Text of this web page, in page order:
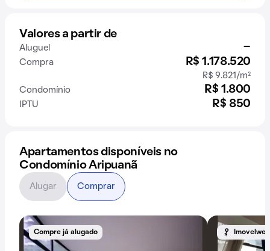
Valores a partir de
Aluguel -
Compra R$ 1.178.520
R$ 9.821/m²
Condomínio
R$ 1.800
IPTU R$ 850
Apartamentos disponíveis no
Condomínio Aripuanã
Compre já alugado Imovelweb
Alugar Comprar